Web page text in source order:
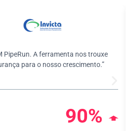
PipeRun. A ferramenta nos trouxe
para o nosso crescimento.”
90% ➧